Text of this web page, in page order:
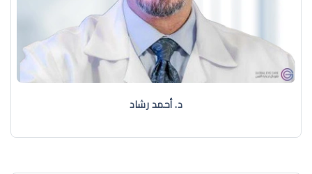
د. ‏أحمد رشاد